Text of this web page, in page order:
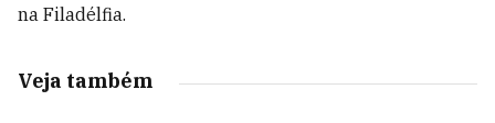
na Filadélfia.
Veja também